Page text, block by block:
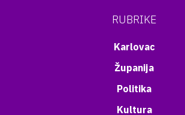
RUBRIKE
Karlovac
Županija
Politika
Kultura